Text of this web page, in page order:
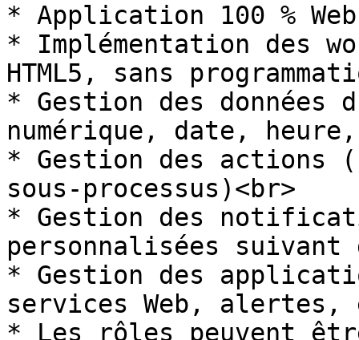
* Application 100 %
* Implémentation des
HTML5, sans
* Gestion des données
numérique, date,
* Gestion des actions
sous-processus)<br>
* Gestion des
personnalisées suivant
* Gestion des
services Web,
* Les rôles peuvent